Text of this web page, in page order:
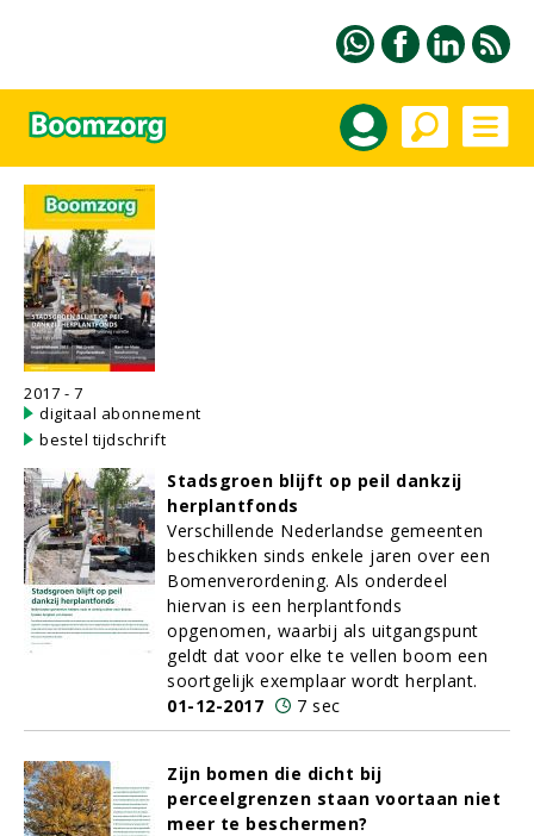
2017 - 7
digitaal abonnement
bestel tijdschrift
Stadsgroen blijft op peil dankzij
herplantfonds
Verschillende Nederlandse gemeenten
beschikken sinds enkele jaren over een
Bomenverordening. Als onderdeel
hiervan is een herplantfonds
opgenomen, waarbij als uitgangspunt
geldt dat voor elke te vellen boom een
soortgelijk exemplaar wordt herplant.
01-12-2017
7 sec
Zijn bomen die dicht bij
perceelgrenzen staan voortaan niet
meer te beschermen?